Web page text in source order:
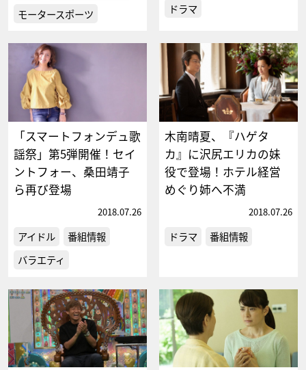
モータースポーツ
ドラマ
「スマートフォンデュ歌
謡祭」第5弾開催！セイ
ントフォー、桑田靖子
ら再び登場
2018.07.26
アイドル
番組情報
バラエティ
木南晴夏、『ハゲタ
カ』に沢尻エリカの妹
役で登場！ホテル経営
めぐり姉へ不満
2018.07.26
ドラマ 番組情報